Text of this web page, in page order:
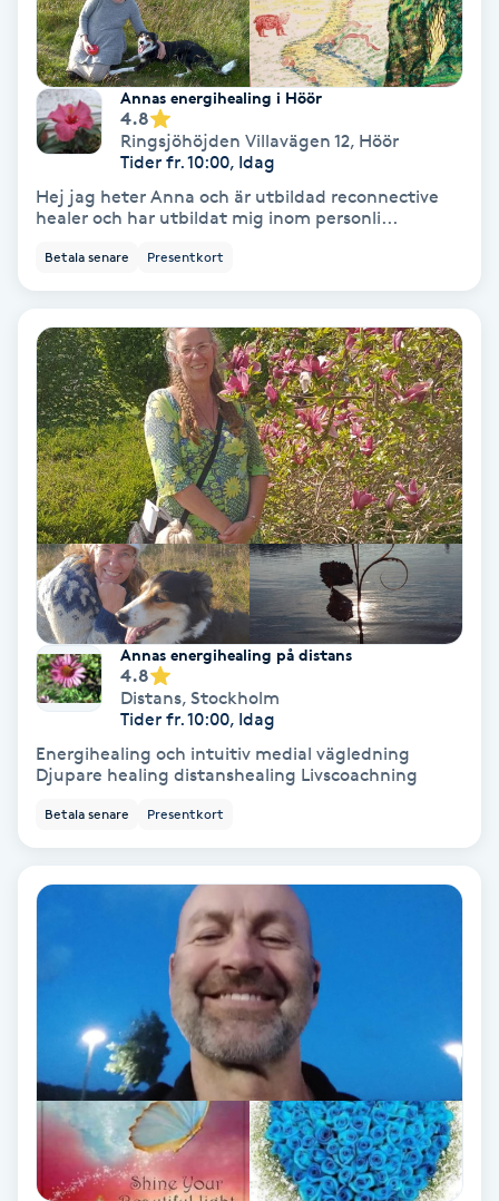
Läpptatuering
Makeup
Manikyr & Pedikyr
Medial vägledning
Medicinsk massage
Meditation
Medium
Megavolymfransar
Melasma
Mesoterapi
MicroPen
Mixfransar
Nagelförlängning akryl
Nagelförlängning gelé
Nagelförlängning glasfiber
Annas energihealing i Höör
4.8
Ringsjöhöjden Villavägen 12, Höör
Tider fr. 10:00, Idag
Hej jag heter Anna och är utbildad reconnective
healer och har utbildat mig inom personli...
Betala senare Presentkort
Annas energihealing på distans
4.8
Distans, Stockholm
Tider fr. 10:00, Idag
Energihealing och intuitiv medial vägledning
Djupare healing distanshealing Livscoachning
Betala senare Presentkort